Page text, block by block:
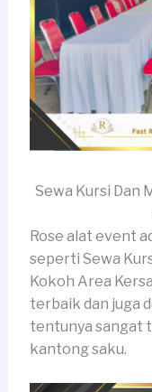
Sewa Kursi Dan
Rose alat event
seperti Sewa
Kokoh Area
terbaik dan juga
tentunya sangat
kantong saku.